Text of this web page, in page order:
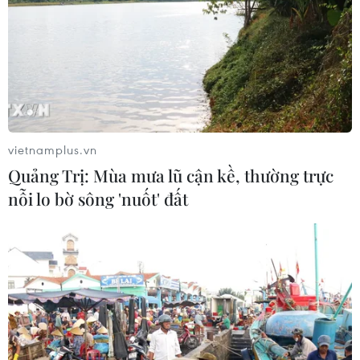
Hà Nội: Kiểm tra, xác minh liên quan
đến sản phẩm giảm cân dạng bút
tiêm
06/08/2026 07:05
Đại biểu Quốc hội băn khoăn khả
năng cân đối vốn 2 siêu dự án giao
06/08/2026 07:00
TP Hồ Chí Minh: Dự án mở rộng
đường Phạm Văn Bạch vẫn dang dở
sau 20 năm
vietnamplus.vn
Quảng Trị: Mùa mưa lũ cận kề, thường trực
nỗi lo bờ sông 'nuốt' đất